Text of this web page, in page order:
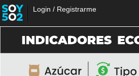
Login / Registrarme